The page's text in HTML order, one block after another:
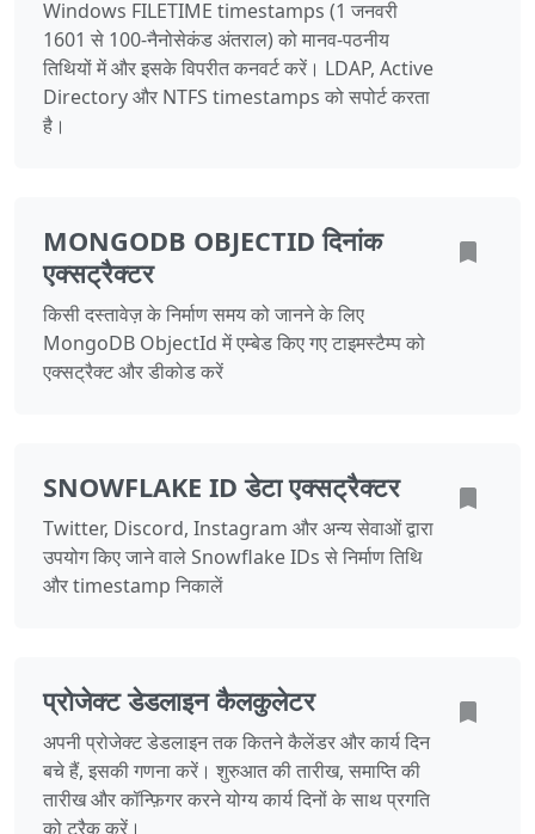
Windows FILETIME timestamps (1 जनवरी
1601 से 100-नैनोसेकंड अंतराल) को मानव-पठनीय
तिथियों में और इसके विपरीत कनवर्ट करें। LDAP, Active
Directory और NTFS timestamps को सपोर्ट करता
है।
MONGODB OBJECTID दिनांक
एक्सट्रैक्टर
किसी दस्तावेज़ के निर्माण समय को जानने के लिए
MongoDB ObjectId में एम्बेड किए गए टाइमस्टैम्प को
एक्सट्रैक्ट और डीकोड करें
SNOWFLAKE ID डेटा एक्सट्रैक्टर
Twitter, Discord, Instagram और अन्य सेवाओं द्वारा
उपयोग किए जाने वाले Snowflake IDs से निर्माण तिथि
और timestamp निकालें
प्रोजेक्ट डेडलाइन कैलकुलेटर
अपनी प्रोजेक्ट डेडलाइन तक कितने कैलेंडर और कार्य दिन
बचे हैं, इसकी गणना करें। शुरुआत की तारीख, समाप्ति की
तारीख और कॉन्फ़िगर करने योग्य कार्य दिनों के साथ प्रगति
को ट्रैक करें।